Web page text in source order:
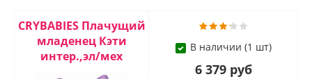
CRYBABIES Плачущий
младенец Кэти
интер.,эл/мех
В наличии (1 шт)
6 379 руб